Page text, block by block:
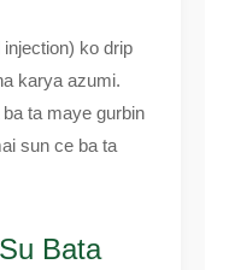
ko drip
karya azumi.
ta maye gurbin
sun ce ba ta
Bata